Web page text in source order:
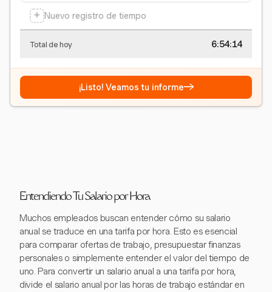
+ Nuevo registro de tiempo
Total de hoy 6:54:15
¡Listo! Veamos tu informe→
Entendiendo Tu Salario por Hora
Muchos empleados buscan entender cómo su salario
anual se traduce en una tarifa por hora. Esto es esencial
para comparar ofertas de trabajo, presupuestar finanzas
personales o simplemente entender el valor del tiempo de
uno. Para convertir un salario anual a una tarifa por hora,
divide el salario anual por las horas de trabajo estándar en